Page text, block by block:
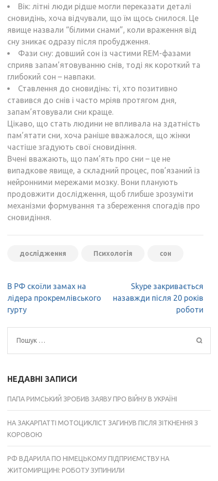
Вік: літні люди рідше могли переказати деталі
сновидінь, хоча відчували, що їм щось снилося. Це
явище назвали “білими снами”, коли враження від
сну зникає одразу після пробудження.
Фази сну: довший сон із частими REM-фазами
сприяв запам’ятовуванню снів, тоді як короткий та
глибокий сон – навпаки.
Ставлення до сновидінь: ті, хто позитивно
ставився до снів і часто мріяв протягом дня,
запам’ятовували сни краще.
Цікаво, що стать людини не впливала на здатність
пам’ятати сни, хоча раніше вважалося, що жінки
частіше згадують свої сновидіння.
Вчені вважають, що пам’ять про сни – це не
випадкове явище, а складний процес, пов’язаний із
нейронними мережами мозку. Вони планують
продовжити дослідження, щоб глибше зрозуміти
механізми формування та збереження спогадів про
сновидіння.
дослідження Психологія сон
Навігація
записів
В РФ скоїли замах на
лідера прокремлівського
гурту
Skype закривається
назавжди після 20 років
роботи
Пошук:
НЕДАВНІ ЗАПИСИ
ПАПА РИМСЬКИЙ ЗРОБИВ ЗАЯВУ ПРО ВІЙНУ В УКРАЇНІ
НА ЗАКАРПАТТІ МОТОЦИКЛІСТ ЗАГИНУВ ПІСЛЯ ЗІТКНЕННЯ З
КОРОВОЮ
РФ ВДАРИЛА ПО НІМЕЦЬКОМУ ПІДПРИЄМСТВУ НА
ЖИТОМИРЩИНІ: РОБОТУ ЗУПИНИЛИ